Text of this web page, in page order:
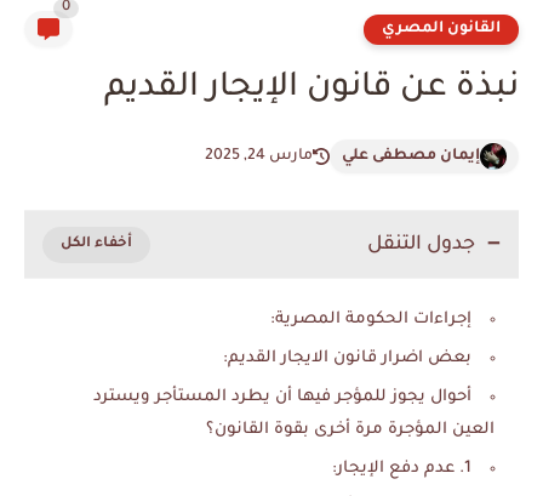
القانون المصري
0
نبذة عن قانون الإيجار القديم
إيمان مصطفى علي مارس 24, 2025
جدول التنقل
إجراءات الحكومة المصرية:
بعض اضرار قانون الايجار القديم:
أحوال يجوز للمؤجر فيها أن يطرد المستأجر ويسترد
العين المؤجرة مرة أخرى بقوة القانون؟
1. عدم دفع الإيجار: